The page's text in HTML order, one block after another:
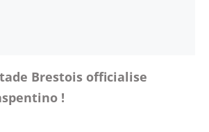
Brestois officialise
!